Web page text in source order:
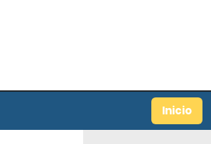
Inicio